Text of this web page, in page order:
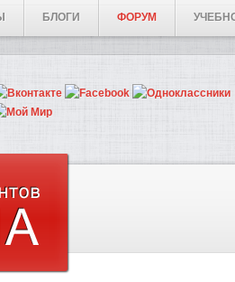
БЛОГИ ФОРУМ